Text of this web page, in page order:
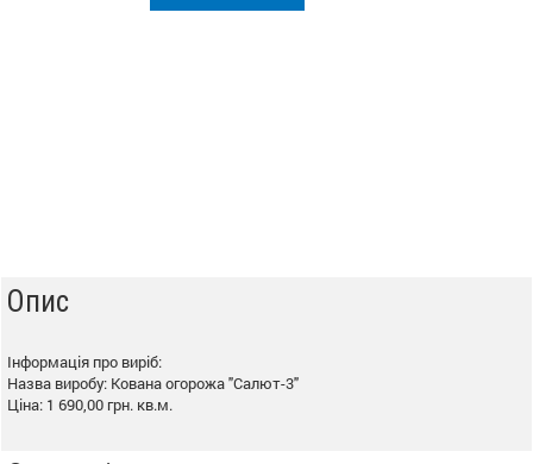
Опис
Інформація про виріб:
Назва виробу: Кована огорожа "Салют-3"
Ціна: 1 690,00 грн. кв.м.